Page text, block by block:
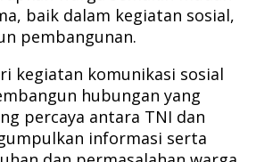
baik dalam kegiatan sosial,
pembangunan.
kegiatan komunikasi sosial
hubungan yang
percaya antara TNI dan
informasi serta